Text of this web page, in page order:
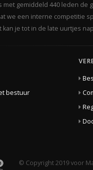
met gemiddeld 440 leden
we een interne competitie
kan je tot in de late uurtjes
bestuur
© Copyright 2019 voor